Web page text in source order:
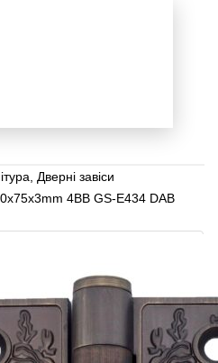
Дверні завіси
4BB GS-E434 DAB